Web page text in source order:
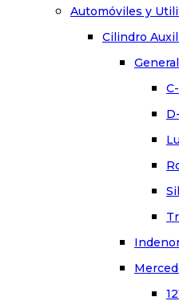
Automóviles y
Cilindro